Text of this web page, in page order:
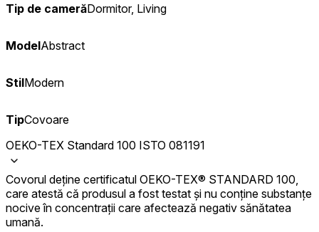
Tip de camerăDormitor, Living
ModelAbstract
StilModern
TipCovoare
OEKO-TEX Standard 100 ISTO 081191
Covorul deține certificatul OEKO-TEX® STANDARD 100,
care atestă că produsul a fost testat și nu conține substanțe
nocive în concentrații care afectează negativ sănătatea
umană.